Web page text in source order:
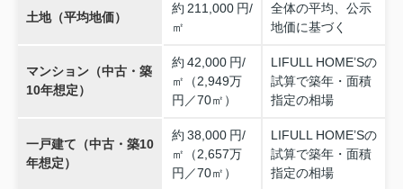
土地（平均地価）
約 211,000 円/
㎡
全体の平均、公示
地価に基づく
マンション（中古・築
10年想定）
約 42,000 円/
㎡（2,949万
円／70㎡）
LIFULL HOME’Sの
試算で築年・面積
指定の相場
一戸建て（中古・築10
年想定）
約 38,000 円/
㎡（2,657万
円／70㎡）
LIFULL HOME’Sの
試算で築年・面積
指定の相場